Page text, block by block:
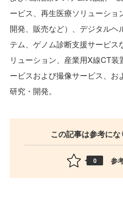
ービス、再生医療ソリューショ
開発、販売など）、デジタルヘ
テム、ゲノム診断支援サービス
リューション、産業用X線CT
ービスおよび撮像サービス、お
研究・開発。
この記事は参考にな
0 参